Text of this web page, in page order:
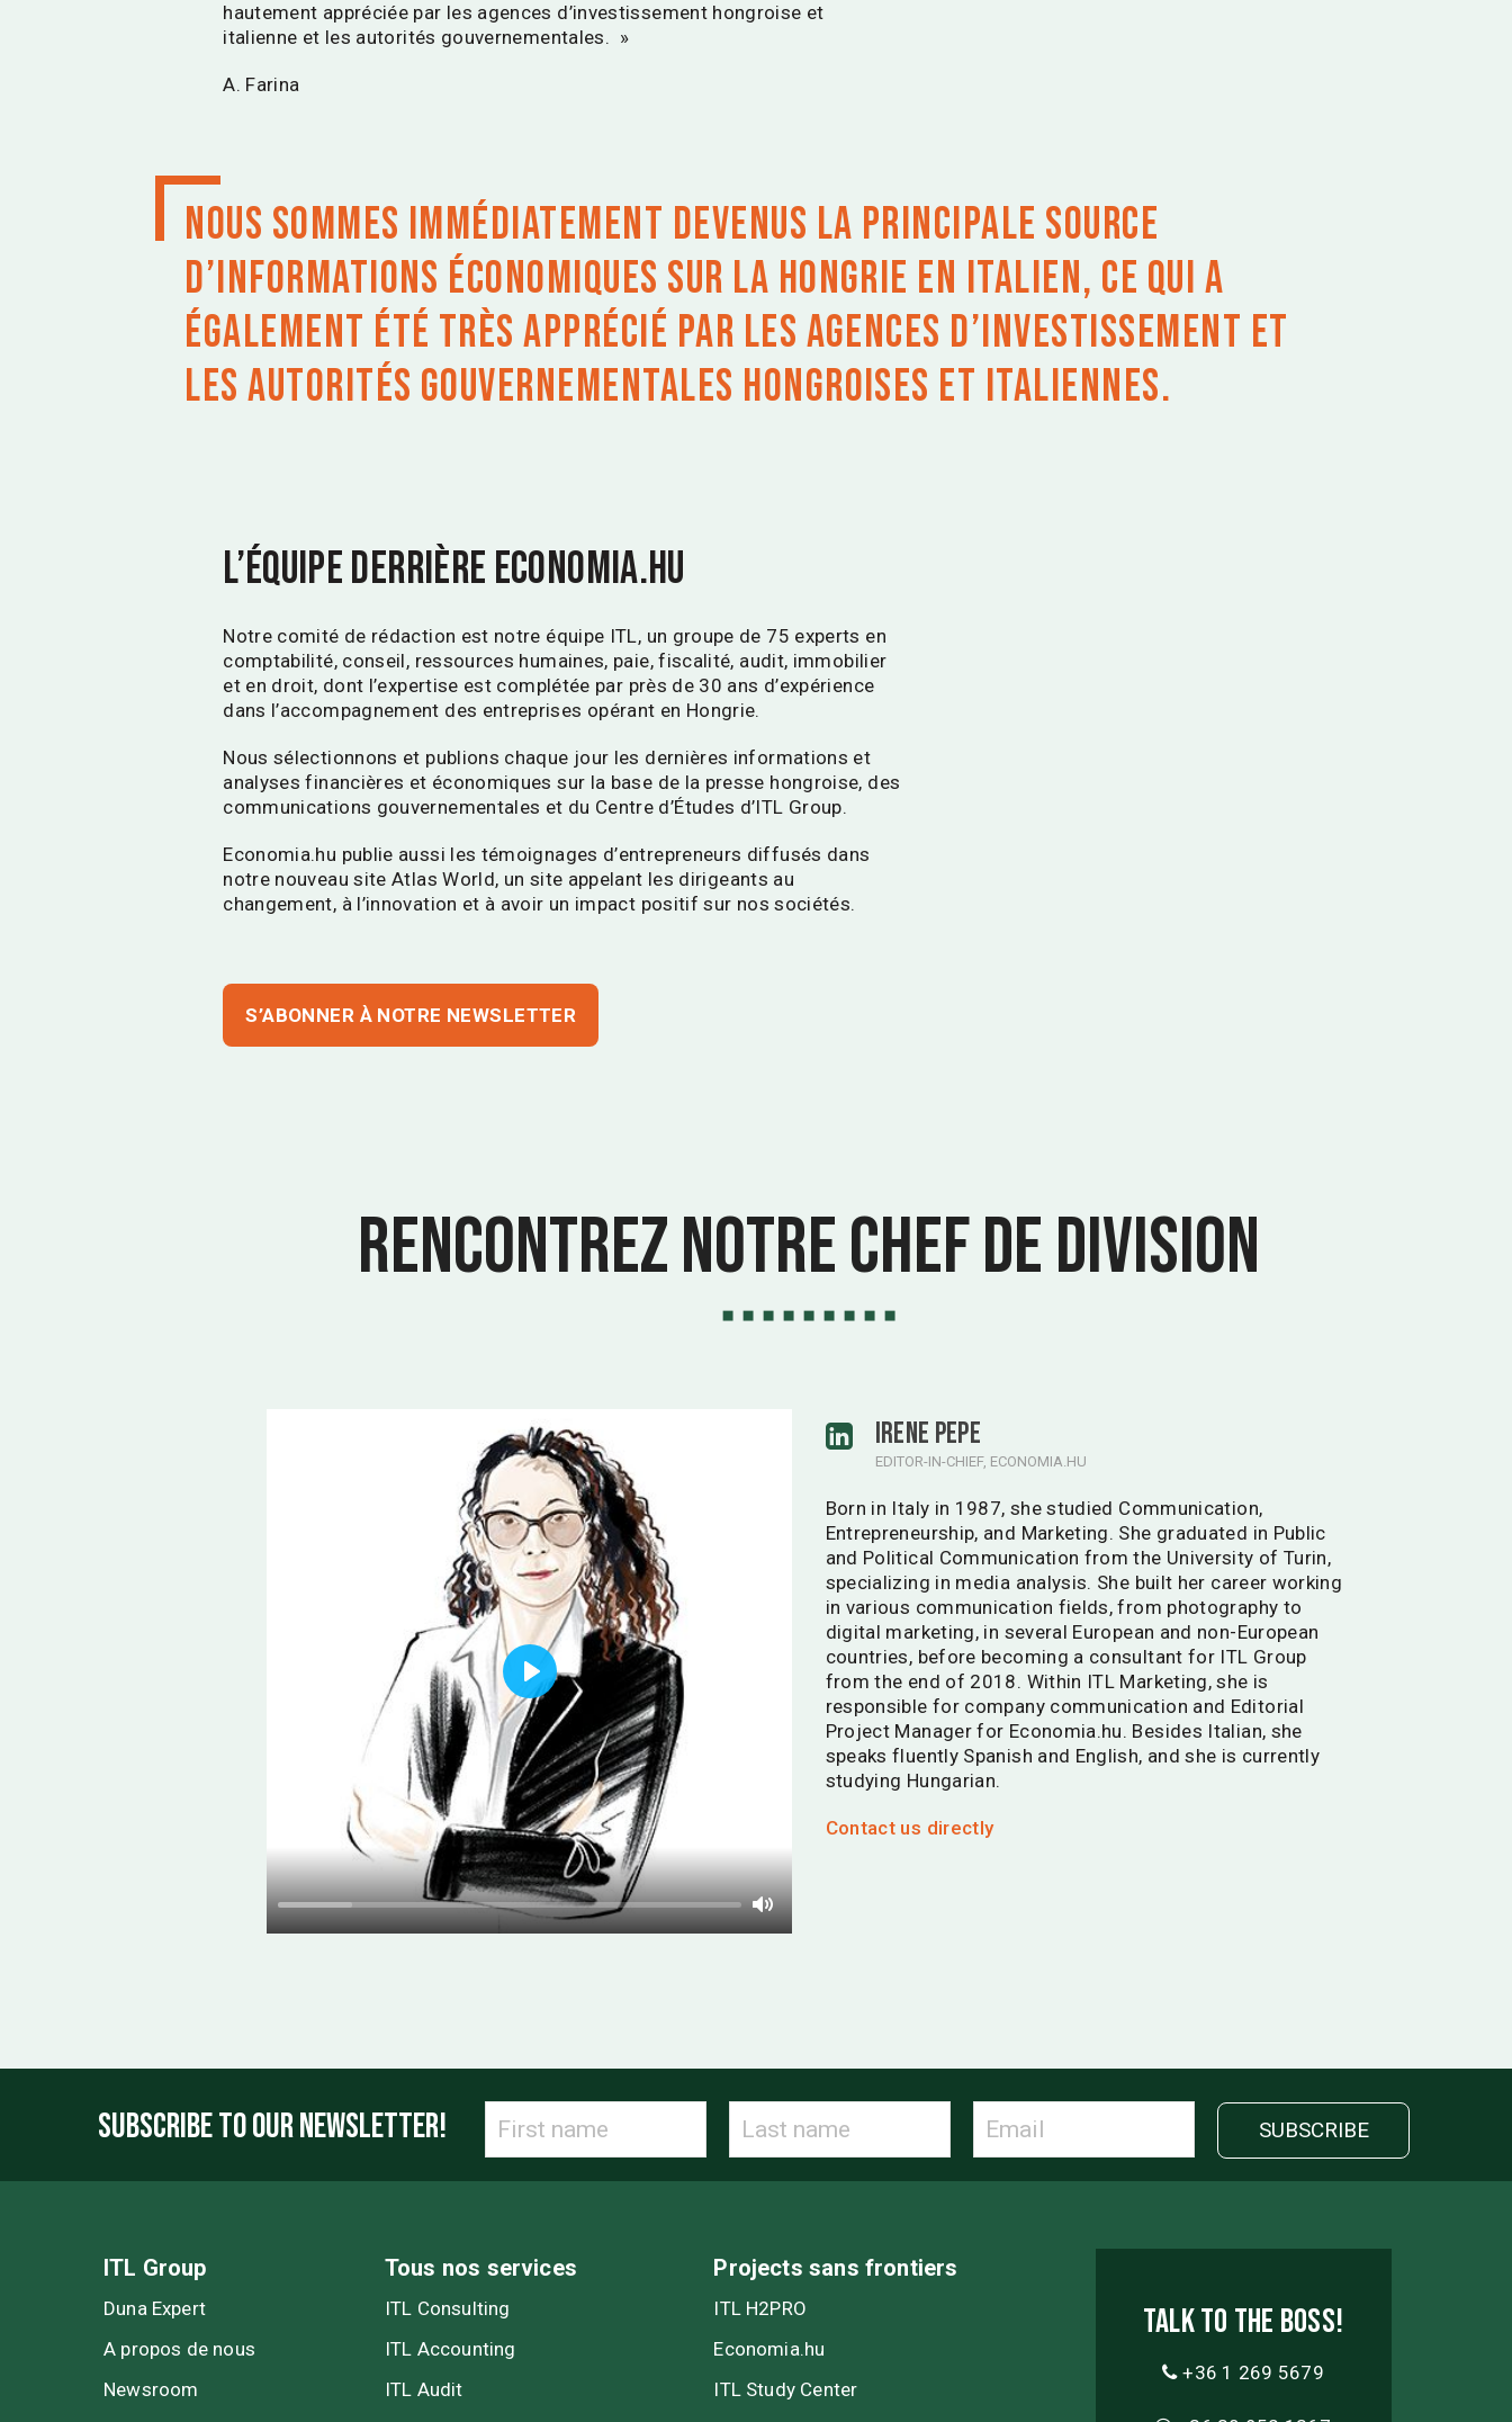
hautement appréciée par les agences d’investissement hongroise et
italienne et les autorités gouvernementales. »
A. Farina
Nous sommes immédiatement devenus la principale source
d’informations économiques sur la Hongrie en italien, ce qui a
également été très apprécié par les agences d’investissement et
les autorités gouvernementales hongroises et italiennes.
L’équipe derrière economia.hu
Notre comité de rédaction est notre équipe ITL, un groupe de 75 experts en
comptabilité, conseil, ressources humaines, paie, fiscalité, audit, immobilier
et en droit, dont l’expertise est complétée par près de 30 ans d’expérience
dans l’accompagnement des entreprises opérant en Hongrie.
Nous sélectionnons et publions chaque jour les dernières informations et
analyses financières et économiques sur la base de la presse hongroise, des
communications gouvernementales et du Centre d’Études d’ITL Group.
Economia.hu publie aussi les témoignages d’entrepreneurs diffusés dans
notre nouveau siteAtlas World, un site appelant les dirigeants au
changement, à l’innovation et à avoir un impact positif sur nos sociétés.
S’ABONNER À NOTRE NEWSLETTER
Rencontrez notre chef de division
Play
IRENE PEPE
EDITOR-IN-CHIEF, ECONOMIA.HU
Born in Italy in 1987, she studied Communication,
Entrepreneurship, and Marketing. She graduated in Public
and Political Communication from the University of Turin,
specializing in media analysis. She built her career working
in various communication fields, from photography to
digital marketing, in several European and non-European
countries, before becoming a consultant for ITL Group
from the end of 2018. Within ITL Marketing, she is
responsible for company communication and Editorial
Project Manager for Economia.hu. Besides Italian, she
speaks fluently Spanish and English, and she is currently
studying Hungarian.
Contact us directly
SUBSCRIBE TO OUR NEWSLETTER!
ITL Group
Duna Expert
A propos de nous
Newsroom
Tous nos services
ITL Consulting
ITL Accounting
ITL Audit
Projects sans frontiers
ITL H2PRO
Economia.hu
ITL Study Center
Talk to the boss!
+36 1 269 5679